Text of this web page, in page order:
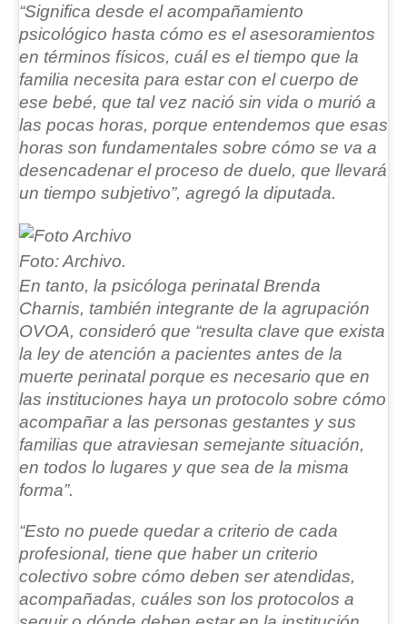
“Significa desde el acompañamiento
psicológico hasta cómo es el asesoramientos
en términos físicos, cuál es el tiempo que la
familia necesita para estar con el cuerpo de
ese bebé, que tal vez nació sin vida o murió a
las pocas horas, porque entendemos que esas
horas son fundamentales sobre cómo se va a
desencadenar el proceso de duelo, que llevará
un tiempo subjetivo”, agregó la diputada.
Foto: Archivo.
En tanto, la psicóloga perinatal Brenda
Charnis, también integrante de la agrupación
OVOA, consideró que “resulta clave que exista
la ley de atención a pacientes antes de la
muerte perinatal porque es necesario que en
las instituciones haya un protocolo sobre cómo
acompañar a las personas gestantes y sus
familias que atraviesan semejante situación,
en todos lo lugares y que sea de la misma
forma”.
“Esto no puede quedar a criterio de cada
profesional, tiene que haber un criterio
colectivo sobre cómo deben ser atendidas,
acompañadas, cuáles son los protocolos a